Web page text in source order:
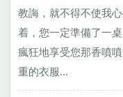
教誨，就不得不使我
着，您一定準備了一
瘋狂地享受您那香噴
重的衣服...